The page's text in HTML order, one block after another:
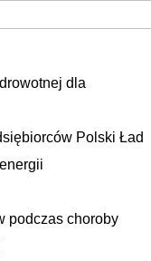
dla
Polski Ład
podczas choroby